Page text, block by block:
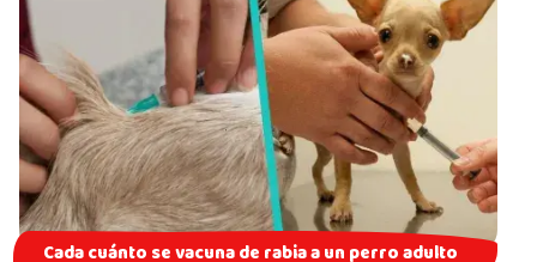
Cada cuánto se vacuna de rabia a un perro adulto